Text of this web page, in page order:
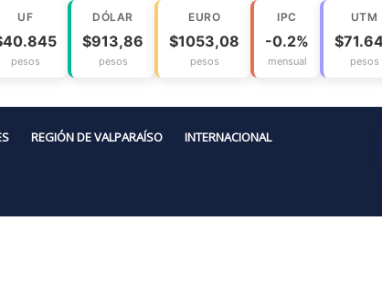
UF
pesos
DÓLAR
$913,86
pesos
EURO
$1053,08
pesos
IPC
-0.2%
mensual
UTM
pesos
REGIÓN DE VALPARAÍSO INTERNACIONAL